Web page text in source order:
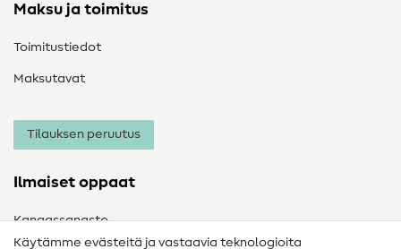
Maksu ja toimitus
Toimitustiedot
Maksutavat
Tilauksen peruutus
Ilmaiset oppaat
Kangassanasto
Käytämme evästeitä ja vastaavia teknologioita